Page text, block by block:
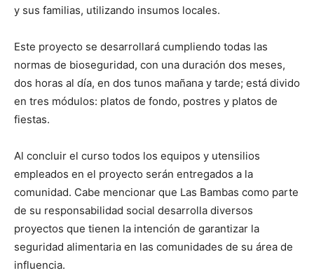
y sus familias, utilizando insumos locales.
Este proyecto se desarrollará cumpliendo todas las
normas de bioseguridad, con una duración dos meses,
dos horas al día, en dos tunos mañana y tarde; está divido
en tres módulos: platos de fondo, postres y platos de
fiestas.
Al concluir el curso todos los equipos y utensilios
empleados en el proyecto serán entregados a la
comunidad. Cabe mencionar que Las Bambas como parte
de su responsabilidad social desarrolla diversos
proyectos que tienen la intención de garantizar la
seguridad alimentaria en las comunidades de su área de
influencia.